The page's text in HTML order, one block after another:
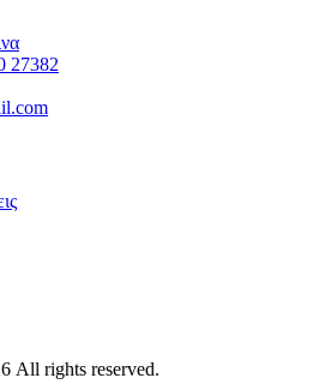
27382
All rights reserved.